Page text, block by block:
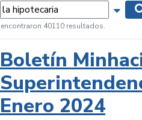
encontraron 40110 resultados.
Boletín
Enero 2024